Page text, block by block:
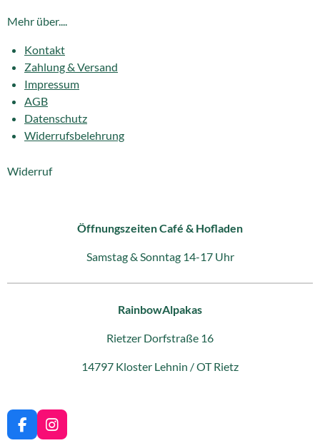
Mehr über....
Kontakt
Zahlung & Versand
Impressum
AGB
Datenschutz
Widerrufsbelehrung
Widerruf
Öffnungszeiten Café & Hofladen
Samstag & Sonntag 14-17 Uhr
RainbowAlpakas
Rietzer Dorfstraße 16
14797 Kloster Lehnin / OT Rietz
F
a
I
n